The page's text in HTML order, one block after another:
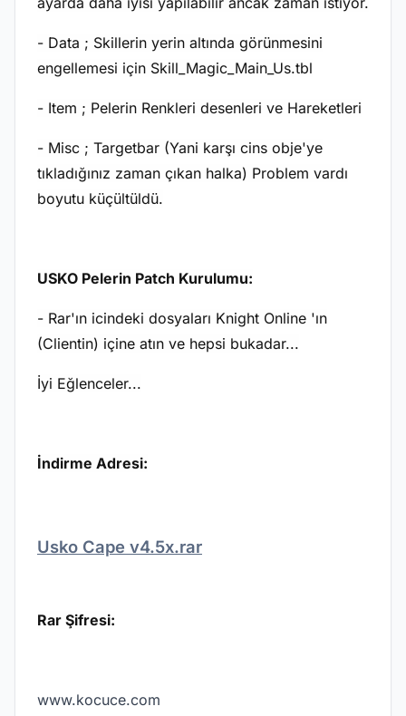
- Data ; Skillerin yerin altında görünmesini
engellemesi için Skill_Magic_Main_Us.tbl
- Item ; Pelerin Renkleri desenleri ve Hareketleri
- Misc ; Targetbar (Yani karşı cins obje'ye
tıkladığınız zaman çıkan halka) Problem vardı
boyutu küçültüldü.
USKO Pelerin Patch Kurulumu:
- Rar'ın icindeki dosyaları Knight Online 'ın
(Clientin) içine atın ve hepsi bukadar...
İyi Eğlenceler...
İndirme Adresi:
Usko Cape v4.5x.rar
Rar Şifresi:
www.kocuce.com